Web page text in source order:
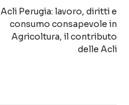
Acli Perugia: lavoro, diritti e
consumo consapevole in
Agricoltura, il contributo
delle Acli